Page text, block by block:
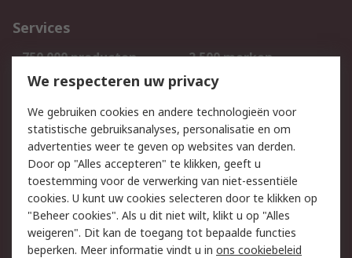
Services
750.000 producten
2.500 merken
Bestellen
Inkoopoplossingen
Track & Trace
Wettelijk
Cookiebeleid
Email veiligheid
Privacybeleid
Websitevoorwaarden
Algemene
We respecteren uw privacy
We gebruiken cookies en andere technologieën voor
statistische gebruiksanalyses, personalisatie en om
advertenties weer te geven op websites van derden.
Door op "Alles accepteren" te klikken, geeft u
toestemming voor de verwerking van niet-essentiële
cookies. U kunt uw cookies selecteren door te klikken op
"Beheer cookies". Als u dit niet wilt, klikt u op "Alles
weigeren". Dit kan de toegang tot bepaalde functies
beperken. Meer informatie vindt u in ons cookiebeleid